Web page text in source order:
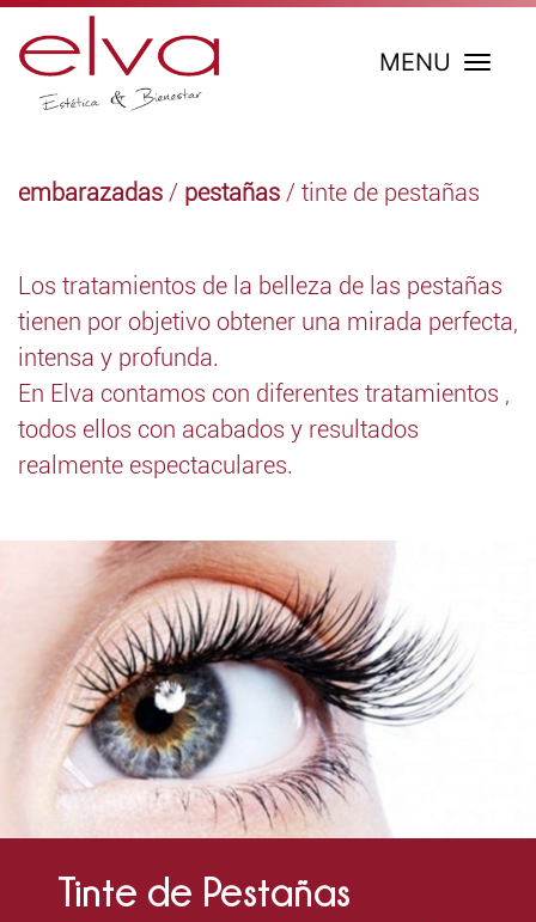
MENU
embarazadas / pestañas / tinte de pestañas
Los tratamientos de la belleza de las pestañas
tienen por objetivo obtener una mirada perfecta,
intensa y profunda.
En Elva contamos con diferentes tratamientos ,
todos ellos con acabados y resultados
realmente espectaculares.
Tinte de Pestañas